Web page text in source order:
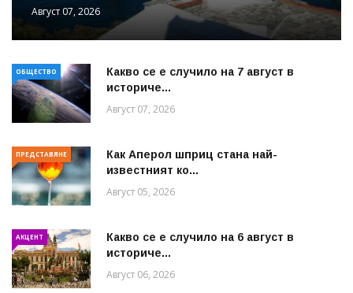
Август 07, 2026
ОБЩЕСТВО
Какво се е случило на 7 август в
историче...
Август 07, 2026
ПРЕДСТАВЯНЕ
Как Аперол шприц стана най-
известният ко...
Август 05, 2026
АКЦЕНТ
Какво се е случило на 6 август в
историче...
Август 06, 2026